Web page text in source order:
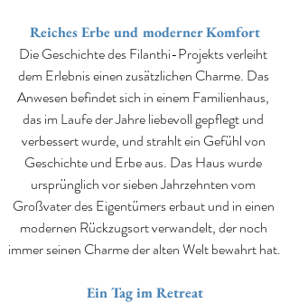
Reiches Erbe und moderner Komfort
Die Geschichte des Filanthi-Projekts verleiht
dem Erlebnis einen zusätzlichen Charme. Das
Anwesen befindet sich in einem Familienhaus,
das im Laufe der Jahre liebevoll gepflegt und
verbessert wurde, und strahlt ein Gefühl von
Geschichte und Erbe aus. Das Haus wurde
ursprünglich vor sieben Jahrzehnten vom
Großvater des Eigentümers erbaut und in einen
modernen Rückzugsort verwandelt, der noch
immer seinen Charme der alten Welt bewahrt hat.
Ein Tag im Retreat